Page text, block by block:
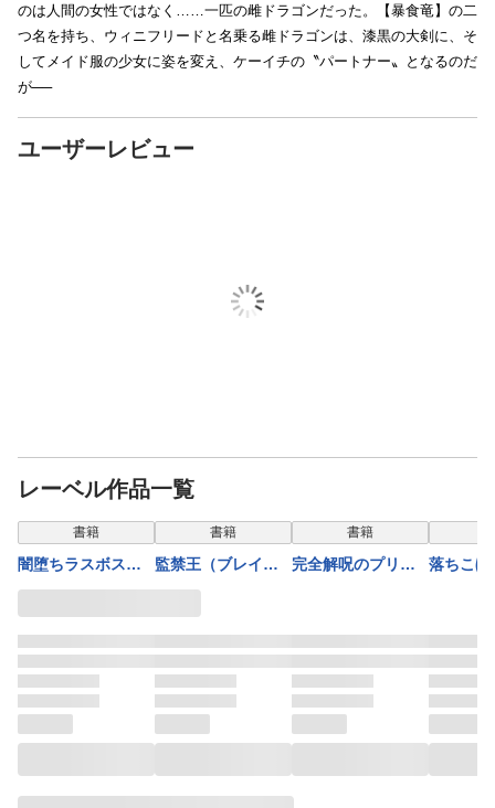
のは人間の女性ではなく……一匹の雌ドラゴンだった。【暴食竜】の二
つ名を持ち、ウィニフリードと名乗る雌ドラゴンは、漆黒の大剣に、そ
してメイド服の少女に姿を変え、ケーイチの〝パートナー〟となるのだ
が──
ユーザーレビュー
レーベル作品一覧
書籍
闇堕ちラスボス令
嬢の幼馴染に転生
らバッドエンド確
定なので最強にな
ったけど、もう闇
か？（ブレイブ文
庫）３
書籍
監禁王（ブレイブ
文庫）９
書籍
完全解呪のプリー
落ちこぼ
嬢たちを
て、学院
雄へと成